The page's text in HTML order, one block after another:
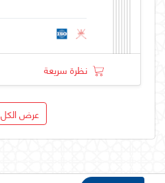
نظرة سريعة
عرض الكل